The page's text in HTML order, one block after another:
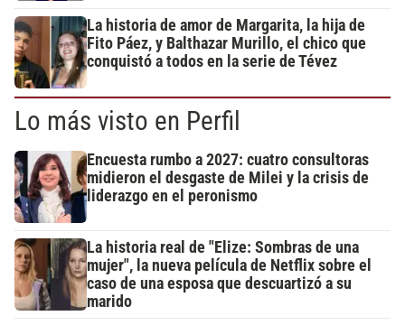
La historia de amor de Margarita, la hija de
Fito Páez, y Balthazar Murillo, el chico que
conquistó a todos en la serie de Tévez
Lo más visto en Perfil
Encuesta rumbo a 2027: cuatro consultoras
midieron el desgaste de Milei y la crisis de
liderazgo en el peronismo
La historia real de "Elize: Sombras de una
mujer", la nueva película de Netflix sobre el
caso de una esposa que descuartizó a su
marido